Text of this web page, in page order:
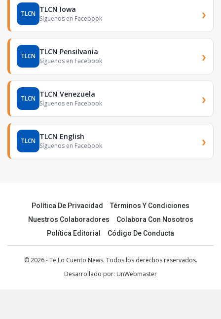
TLCN TLCN Iowa
Síguenos en Facebook ›
TLCN TLCN Pensilvania
Síguenos en Facebook ›
TLCN TLCN Venezuela
Síguenos en Facebook ›
TLCN TLCN English
Síguenos en Facebook ›
Política De Privacidad
Términos Y Condiciones
Nuestros Colaboradores
Colabora Con Nosotros
Política Editorial
Código De Conducta
© 2026 - Te Lo Cuento News. Todos los derechos reservados.
Desarrollado por: UnWebmaster